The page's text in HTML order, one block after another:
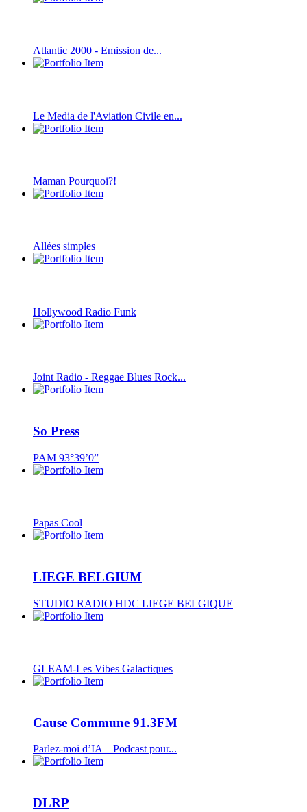
Atlantic 2000 - Emission de...
Le Media de l'Aviation Civile en...
Maman Pourquoi?!
Allées simples
Hollywood Radio Funk
Joint Radio - Reggae Blues Rock...
So Press
PAM 93°39’0”
Papas Cool
LIEGE BELGIUM
STUDIO RADIO HDC LIEGE BELGIQUE
GLEAM-Les Vibes Galactiques
Cause Commune 91.3FM
Parlez-moi d’IA – Podcast pour...
DLRP